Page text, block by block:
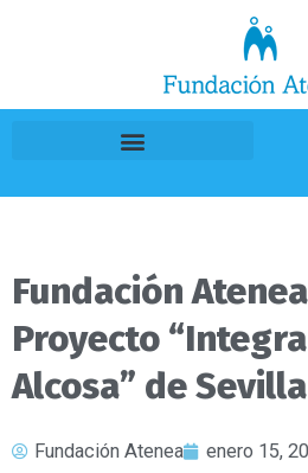
Fundación
Proyecto
Alcosa” de Sevilla
Fundación Atenea enero 15,